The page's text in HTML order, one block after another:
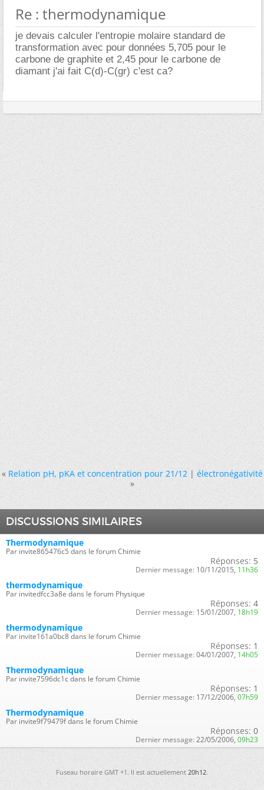
Re : thermodynamique
je devais calculer l'entropie molaire standard de
transformation avec pour données 5,705 pour le
carbone de graphite et 2,45 pour le carbone de
diamant j'ai fait C(d)-C(gr) c'est ca?
« Relation pH, pKA et concentration pour 21/12|électronégativité
»
DISCUSSIONS SIMILAIRES
Thermodynamique
Par invite865476c5 dans le forum Chimie
Réponses: 5
Dernier message: 10/11/2015, 11h36
thermodynamique
Par invitedfcc3a8e dans le forum Physique
Réponses: 4
Dernier message: 15/01/2007, 18h19
thermodynamique
Par invite161a0bc8 dans le forum Chimie
Réponses: 1
Dernier message: 04/01/2007, 14h05
Thermodynamique
Par invite7596dc1c dans le forum Chimie
Réponses: 1
Dernier message: 17/12/2006, 07h59
Thermodynamique
Par invite9f79479f dans le forum Chimie
Réponses: 0
Dernier message: 22/05/2006, 09h23
Fuseau horaire GMT +1. Il est actuellement20h12.